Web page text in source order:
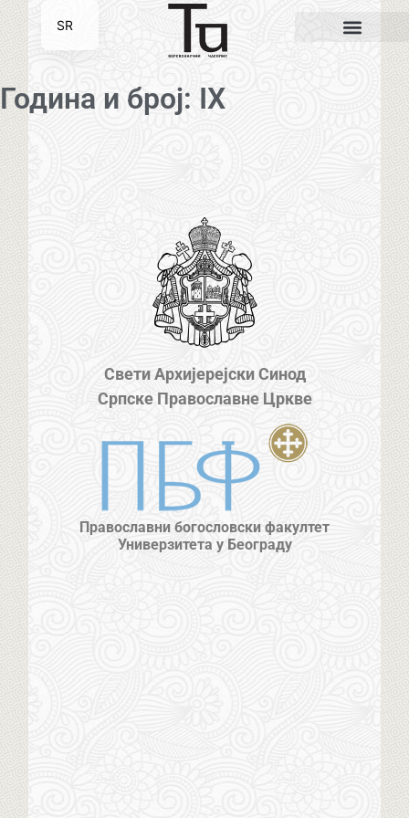
Година и број: IX
Свети Архијерејски Синод
Српске Православне Цркве
Православни богословски факултет
Универзитета у Београду
SR
EN